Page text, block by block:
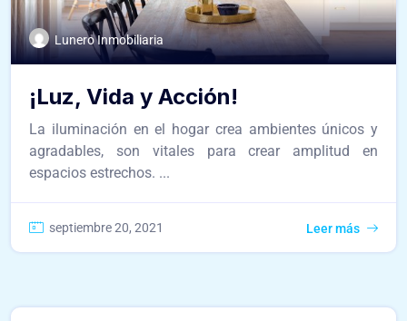
Lunero Inmobiliaria
¡Luz, Vida y Acción!
La iluminación en el hogar crea ambientes únicos y
agradables, son vitales para crear amplitud en
espacios estrechos. ...
septiembre 20, 2021 Leer más